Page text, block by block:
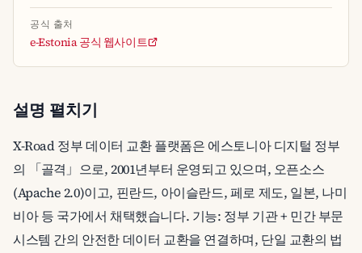
공식 출처
e-Estonia 공식 웹사이트
설명 펼치기
X-Road 정부 데이터 교환 플랫폼은 에스토니아 디지털 정부
의 「골격」으로, 2001년부터 운영되고 있으며, 오픈소스
(Apache 2.0)이고, 핀란드, 아이슬란드, 페로 제도, 일본, 나미
비아 등 국가에서 채택했습니다. 기능: 정부 기관 + 민간 부문
시스템 간의 안전한 데이터 교환을 연결하며, 단일 교환의 법